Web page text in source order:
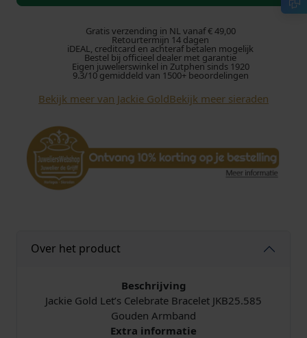
e
G
o
l
L
'
s
r
e
Gratis verzending in NL vanaf € 49,00
Retourtermijn 14 dagen
iDEAL, creditcard en achteraf betalen mogelijk
Bestel bij officieel dealer met garantie
Eigen juwelierswinkel in Zutphen sinds 1920
9.3/10 gemiddeld van 1500+ beoordelingen
Bekijk meer van Jackie GoldBekijk meer sieraden
Over het product
Beschrijving
Jackie Gold Let’s Celebrate Bracelet JKB25.585
Gouden Armband
Extra informatie